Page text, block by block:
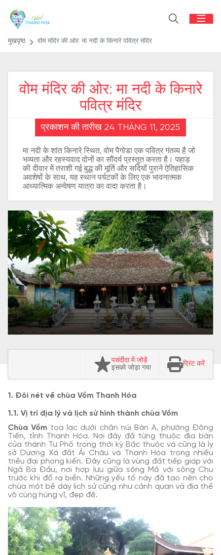
मुखपृष्ठ वोम मंदिर की ओर: मा नदी के किनारे पवित्र मंदिर
वोम मंदिर की ओर: मा नदी के किनारे
पवित्र मंदिर
प्रकाशन की तारीख 24 THÁNG 11, 2025
मा नदी के शांत किनारे स्थित, वोम पैगोडा एक पवित्र गंतव्य है जो
भव्यता और रहस्यवाद दोनों का सौंदर्य प्रस्तुत करता है। पहाड़
की दीवार में तराशी गई बुद्ध की मूर्ति और सदियों पुराने ऐतिहासिक
अवशेषों के साथ, यह स्थान पर्यटकों के लिए एक भावनात्मक
आध्यात्मिक अन्वेषण यात्रा का वादा करता है।
पसंदीदा में जोड़ें
इसको जोड़ा गया
प्रिंट करें
1. Đôi nét về chùa Vồm Thanh Hóa
1.1. Vị trí địa lý và lịch sử hình thành chùa Vồm
Chùa Vồm tọa lạc dưới chân núi Bàn A, phường Đông
Tiến, tỉnh Thanh Hóa. Nơi đây đã từng thuộc địa bàn
của thành Tư Phố trong thời kỳ Bắc thuộc và cũng là lỵ
sở Dương Xá đất Ái Châu và Thanh Hóa trong nhiều
triều đại phong kiến. Đây cũng là vùng đất tiếp giáp với
Ngã Ba Đầu, nơi hợp lưu giữa sông Mã với sông Chu
trước khi đổ ra biển. Những yếu tố này đã tạo nên cho
chùa một bề dày lịch sử cũng như cảnh quan và địa thế
vô cùng hùng vĩ, đẹp đẽ.